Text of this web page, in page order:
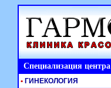
Специализация центра
• ГИНЕКОЛОГИЯ